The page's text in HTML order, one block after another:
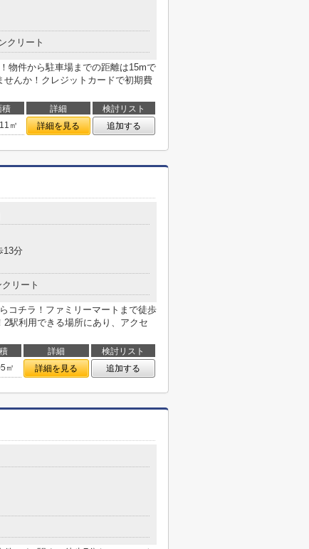
クリート
物件から駐車場までの距離は15mで
んか！クレジットカードで初期費
積 詳細
検討リスト
㎡ 詳細を見る 追加する
13分
リート
コチラ！ファミリーマートまで徒歩
駅利用できる場所にあり、アクセ
詳細
検討リスト
㎡ 詳細を見る 追加する